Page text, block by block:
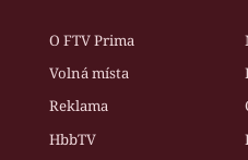
O FTV Prima
Volná místa
Reklama
HbbTV